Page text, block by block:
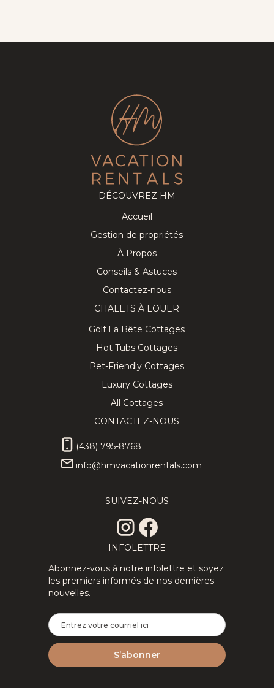
DÉCOUVREZ HM
Accueil
Gestion de propriétés
À Propos
Conseils & Astuces
Contactez-nous
CHALETS À LOUER
Golf La Bête Cottages
Hot Tubs Cottages
Pet-Friendly Cottages
Luxury Cottages
All Cottages
CONTACTEZ-NOUS
(438) 795-8768
info@hmvacationrentals.com
SUIVEZ-NOUS
INFOLETTRE
Abonnez-vous à notre infolettre et soyez
les premiers informés de nos dernières
nouvelles.